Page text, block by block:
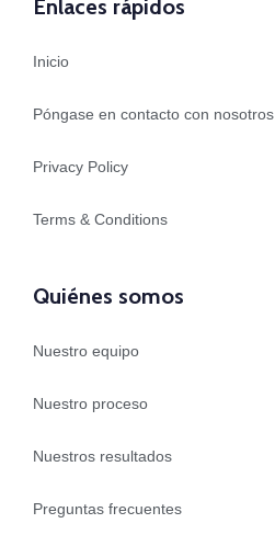
Enlaces rápidos
Inicio
Póngase en contacto con nosotros
Privacy Policy
Terms & Conditions
Quiénes somos
Nuestro equipo
Nuestro proceso
Nuestros resultados
Preguntas frecuentes